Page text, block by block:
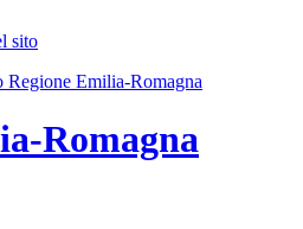
sito
Romagna